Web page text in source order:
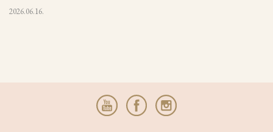
2026.06.16.